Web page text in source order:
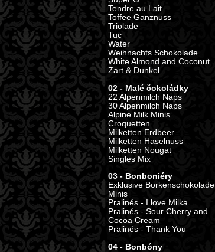
Tendre au Lait
Toffee Ganznuss
Triolade
Tuc
Water
Weihnachts Schokolade
White Almond and Coconut
Zart & Dunkel
02 - Malé čokoládky
22 Alpenmilch Naps
30 Alpenmilch Naps
Alpine Milk Minis
Croquetten
Milketten Erdbeer
Milketten Haselnuss
Milketten Nougat
Singles Mix
03 - Bonboniéry
Exklusive Borkenschokolade
Minis
Pralinés - I love Milka
Pralinés - Sour Cherry and
Cocoa Cream
Pralinés - Thank You
04 - Bonbóny